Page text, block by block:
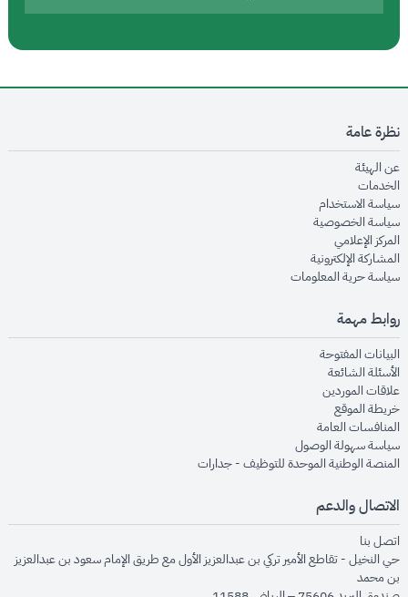
نظرة عامة
عن الهيئةopens in new window
الخدماتopens in new window
سياسة الاستخدام
سياسة الخصوصيةopens in new window
المركز الإعلاميopens in new window
المشاركة الإلكترونيةopens in new window
سياسة حرية المعلوماتopens in new window
روابط مهمة
البيانات المفتوحةopens in new window
الأسئلة الشائعةopens in new window
علاقات الموردينopens in new window
خريطة الموقعopens in new window
المنافسات العامةopens in new window
سياسة سهولة الوصولopens in new window
المنصة الوطنية الموحدة للتوظيف - جداراتopens in new window
الاتصال والدعم
اتصل بنا
حي النخيل - تقاطع الأمير تركي بن عبدالعزيز الأول مع طريق الإمام سعود بن عبدالعزيز
بن محمد